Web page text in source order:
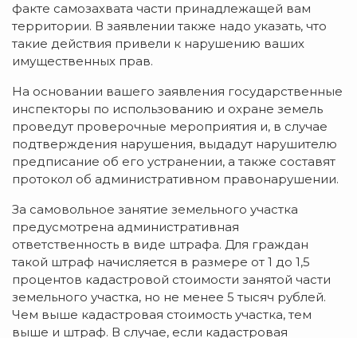
факте самозахвата части принадлежащей вам
территории. В заявлении также надо указать, что
такие действия привели к нарушению ваших
имущественных прав.
На основании вашего заявления государственные
инспекторы по использованию и охране земель
проведут проверочные мероприятия и, в случае
подтверждения нарушения, выдадут нарушителю
предписание об его устранении, а также составят
протокол об административном правонарушении.
За самовольное занятие земельного участка
предусмотрена административная
ответственность в виде штрафа. Для граждан
такой штраф начисляется в размере от 1 до 1,5
процентов кадастровой стоимости занятой части
земельного участка, но не менее 5 тысяч рублей.
Чем выше кадастровая стоимость участка, тем
выше и штраф. В случае, если кадастровая